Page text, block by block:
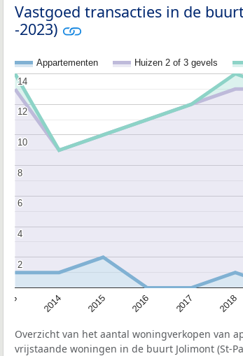
Vastgoed transacties in de
-2023)
Appartementen Huizen 2 of 3 gevels
2014 2015 2016 2017 2018
2
2
4
4
6
6
8
8
10
10
12
12
14
14
Overzicht van het aantal woningverkopen van
vrijstaande woningen in de buurt Jolimont (St-